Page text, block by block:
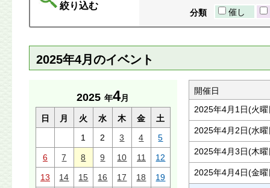
絞り込む
分類 催し
2025年4月のイベント
2025 年4月
日 月 火 水 木 金
土
1
2 3 4 5
6 7 8 9 10 11 12
13 14 15 16 17 18 19
開催日
2025年4月1日(火曜
2025年4月2日(水曜
2025年4月3日(木曜
2025年4月4日(金曜